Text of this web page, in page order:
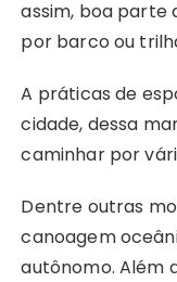
assim, boa parte
por barco ou
A práticas de
cidade, dessa
caminhar por
Dentre outras
canoagem
autônomo. Além